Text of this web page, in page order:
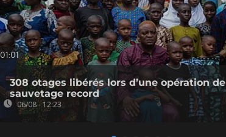
01:01
308 otages libérés lors d’une opération de
sauvetage record
06/08 - 12:23